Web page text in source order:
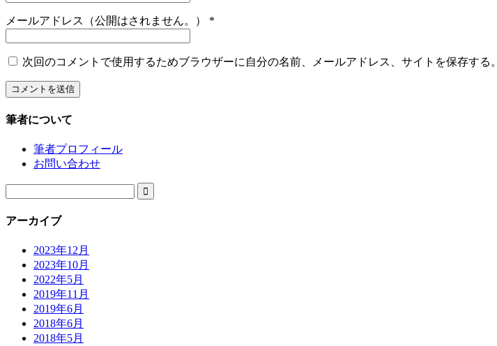
メールアドレス（公開はされません。） *
次回のコメントで使用するためブラウザーに自分の名前、メールアドレス、サイトを保存する。
筆者について
筆者プロフィール
お問い合わせ

アーカイブ
2023年12月
2023年10月
2022年5月
2019年11月
2019年6月
2018年6月
2018年5月